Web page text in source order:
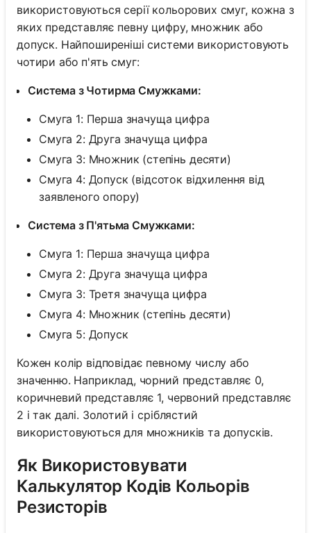
використовуються серії кольорових смуг, кожна з
яких представляє певну цифру, множник або
допуск. Найпоширеніші системи використовують
чотири або п'ять смуг:
Система з Чотирма Смужками:
Смуга 1: Перша значуща цифра
Смуга 2: Друга значуща цифра
Смуга 3: Множник (степінь десяти)
Смуга 4: Допуск (відсоток відхилення від
заявленого опору)
Система з П'ятьма Смужками:
Смуга 1: Перша значуща цифра
Смуга 2: Друга значуща цифра
Смуга 3: Третя значуща цифра
Смуга 4: Множник (степінь десяти)
Смуга 5: Допуск
Кожен колір відповідає певному числу або
значенню. Наприклад, чорний представляє 0,
коричневий представляє 1, червоний представляє
2 і так далі. Золотий і сріблястий
використовуються для множників та допусків.
Як Використовувати
Калькулятор Кодів Кольорів
Резисторів